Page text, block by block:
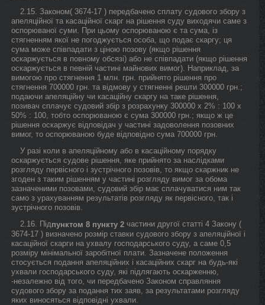
2.15. Законом( 3674-17 ) передбачено сплату судового збору з
апеляційної та касаційної скарг на рішення суду виходячи саме з
оспорюваної суми. При цьому оспорюваною є та сума, із
стягненням якої не погоджується особа, що подає скаргу; ця
сума може співпадати з ціною позову (якщо рішення
оскаржується в повному обсязі) або не співпадати (якщо рішення
оскаржується в певній частині майнових вимог). Наприклад, за
вимогою про стягнення 1 млн. грн. прийнято рішення про
стягнення 700000 грн. та відмову у стягненні решти 300000 грн.;
подаючи апеляційну чи касаційну скаргу на таке рішення,
позивач сплачує судовий збір з розрахунку 300000 х 2% : 100 х
50% : 100, тобто оспорюваною є сума 300000 грн.; якщо ж це
рішення оскаржує відповідач у частині задоволення позовних
вимог, то оспорюваною буде відповідно сума 700000 грн.
У разі коли в апеляційному або в касаційному порядку
оскаржується судове рішення, яке прийнято за наслідками
розгляду первісного і зустрічного позовів, то якщо скаржник не
згоден з таким рішенням у частині розгляду вимог за обома
зазначеними позовами, судовий збір має сплачуватися ним так
само з урахуванням результатів розгляду як первісного, так і
зустрічного позовів.
2.16. Підпунктом 8 пункту 2 частини другої статті 4 Закону (
3674-17 ) визначено розмір ставки судового збору з апеляційної і
касаційної скарги на ухвалу господарського суду, а саме 0,5
розміру мінімальної заробітної плати. Зазначене положення
стосується подання апеляційних і касаційних скарг на будь-які
ухвали господарського суду, які підлягають оскарженню,
-незалежно від того, чи передбачено Законом справляння
судового збору за подання тих заяв, за результатами розгляду
яких виносяться відповідні ухвали.